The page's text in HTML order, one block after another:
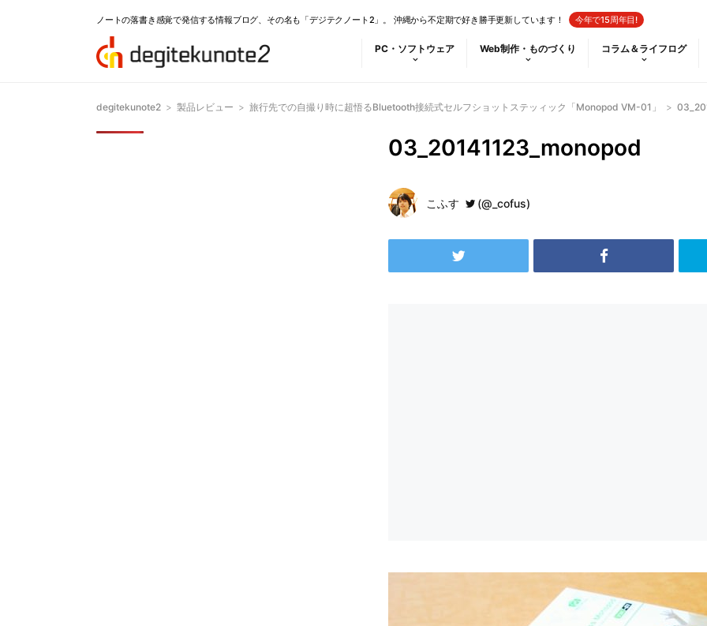
ノートの落書き感覚で発信する情報ブログ、その名も「デジテクノート2」。 沖縄から不定期で好き勝手更新しています！ 今年で15周年目!
PC・ソフトウェア Web制作・ものづくり コラム＆ライフログ
degitekunote2 > 製品レビュー > 旅行先での自撮り時に超悟るBluetooth接続式セルフショットステッィック「Monopod VM-01」 >
03_20141123_monopod
こふす (@_cofus)